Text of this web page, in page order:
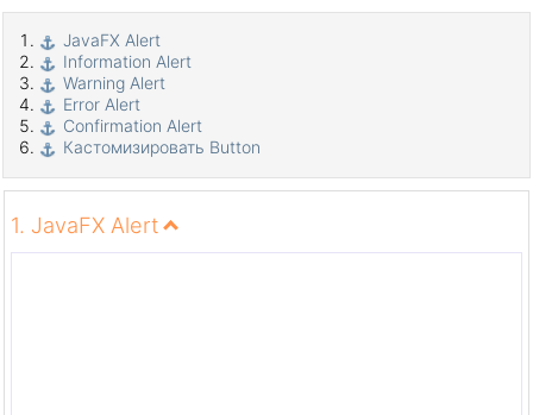
JavaFX Alert
Information Alert
Warning Alert
Error Alert
Confirmation Alert
Кастомизировать Button
1. JavaFX Alert